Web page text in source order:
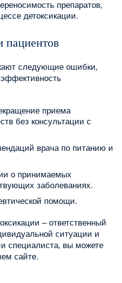
препаратов‚
детоксикации.
следующие ошибки‚
приема
без консультации с
врача по питанию и
о принимаемых
заболеваниях.
помощи.
– ответственный
ситуации и
специалиста‚ вы можете
сайте.